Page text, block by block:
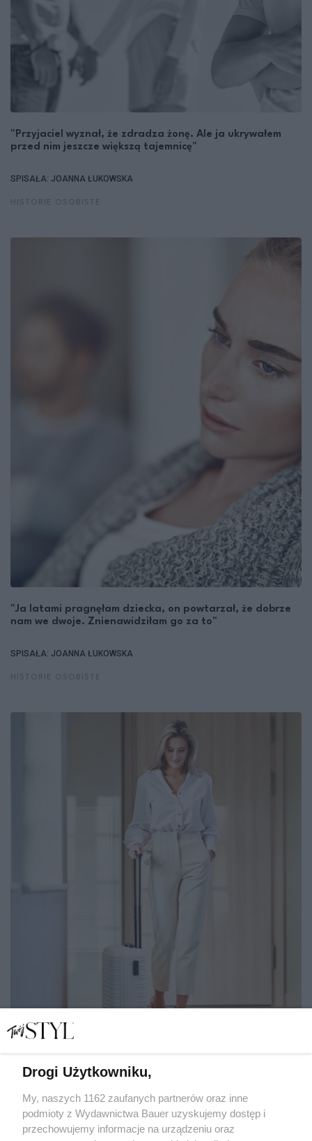
"Przyjaciel wyznał, że zdradza żonę. Ale ja ukrywałem
przed nim jeszcze większą tajemnicę"
SPISAŁA: JOANNA ŁUKOWSKA
"Ja latami pragnęłam dziecka, on powtarzał, że dobrze
nam we dwoje. Znienawidziłam go za to"
SPISAŁA: JOANNA ŁUKOWSKA
Okazało się, że jej gościnność nie jest bezinteresowna"
SPISAŁA: JOANNA ŁUKOWSKA
Drogi Użytkowniku,
My, naszych 1162 zaufanych partnerów oraz inne
podmioty z Wydawnictwa Bauer uzyskujemy dostęp i
przechowujemy informacje na urządzeniu oraz